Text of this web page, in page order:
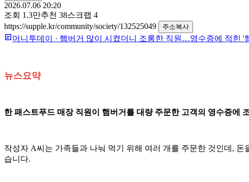
2026.07.06 20:20
조회 1.3만추천 38스크랩 4
https://supple.kr/community/society/132525049
주소복사
머니투데이 · 햄버거 많이 시켰더니 조롱한 직원…영수증에 적힌 '
뉴스요약
한 패스트푸드 매장 직원이 햄버거를 대량 주문한 고객의 영수증에
작성자 A씨는 가족들과 나눠 먹기 위해 여러 개를 주문한 것인데,
습니다.